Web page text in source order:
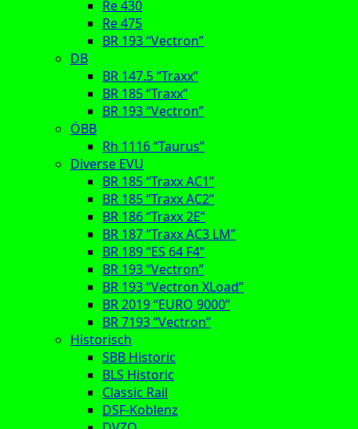
Re 430
Re 475
BR 193 “Vectron”
DB
BR 147.5 “Traxx”
BR 185 “Traxx”
BR 193 “Vectron”
ÖBB
Rh 1116 “Taurus”
Diverse EVU
BR 185 “Traxx AC1”
BR 185 “Traxx AC2”
BR 186 “Traxx 2E”
BR 187 “Traxx AC3 LM”
BR 189 “ES 64 F4”
BR 193 “Vectron”
BR 193 “Vectron XLoad”
BR 2019 “EURO 9000”
BR 7193 “Vectron”
Historisch
SBB Historic
BLS Historic
Classic Rail
DSF-Koblenz